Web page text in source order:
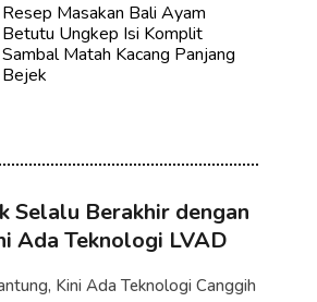
Resep Masakan Bali Ayam
Betutu Ungkep Isi Komplit
Sambal Matah Kacang Panjang
Bejek
Selalu Berakhir dengan
Ada Teknologi LVAD
Kini Ada Teknologi Canggih